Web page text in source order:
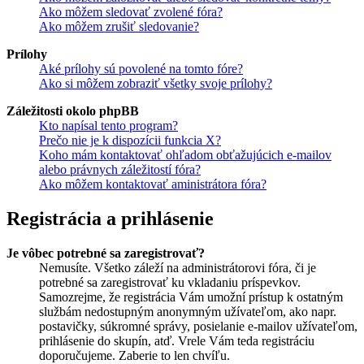
Ako môžem sledovať zvolené fóra?
Ako môžem zrušiť sledovanie?
Prílohy
Aké prílohy sú povolené na tomto fóre?
Ako si môžem zobraziť všetky svoje prílohy?
Záležitosti okolo phpBB
Kto napísal tento program?
Prečo nie je k dispozícii funkcia X?
Koho mám kontaktovať ohľadom obťažujúcich e-mailov
alebo právnych záležitostí fóra?
Ako môžem kontaktovať aministrátora fóra?
Registrácia a prihlásenie
Je vôbec potrebné sa zaregistrovať?
Nemusíte. Všetko záleží na administrátorovi fóra, či je
potrebné sa zaregistrovať ku vkladaniu príspevkov.
Samozrejme, že registrácia Vám umožní prístup k ostatným
službám nedostupným anonymným užívateľom, ako napr.
postavičky, súkromné správy, posielanie e-mailov užívateľom,
prihlásenie do skupín, atď. Vrele Vám teda registráciu
doporučujeme. Zaberie to len chvíľu.